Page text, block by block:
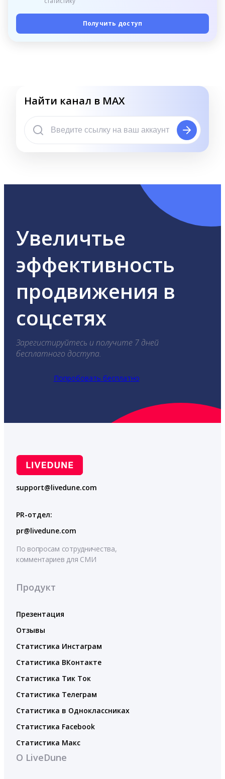
Получить доступ
Найти канал в MAX
Увеличтье
эффективность
продвижения в
соцсетях
Зарегистируйтесь и получите 7 дней
бесплатного доступа.
Попробовать бесплатно
support@livedune.com
PR-отдел:
pr@livedune.com
По вопросам сотрудничества,
комментариев для СМИ
Продукт
Презентация
Отзывы
Статистика Инстаграм
Статистика ВКонтакте
Статистика Тик Ток
Статистика Телеграм
Статистика в Одноклассниках
Статистика Facebook
Статистика Макс
О LiveDune